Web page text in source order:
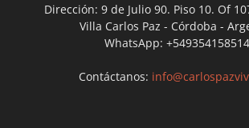
Dirección: 9 de Julio 90. Piso 10. Of
Villa Carlos Paz - Córdoba -
WhatsApp:
Contáctanos: